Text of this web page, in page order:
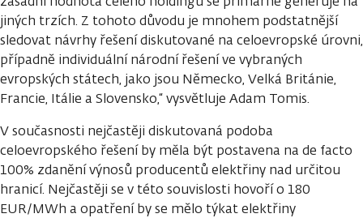
jiných trzích. Z tohoto důvodu je mnohem podstatnější
sledovat návrhy řešení diskutované na celoevropské úrovni,
případně individuální národní řešení ve vybraných
evropských státech, jako jsou Německo, Velká Británie,
Francie, Itálie a Slovensko,“ vysvětluje Adam Tomis.
V současnosti nejčastěji diskutovaná podoba
celoevropského řešení by měla být postavena na de facto
100% zdanění výnosů producentů elektřiny nad určitou
hranicí. Nejčastěji se v této souvislosti hovoří o 180
EUR/MWh a opatření by se mělo týkat elektřiny